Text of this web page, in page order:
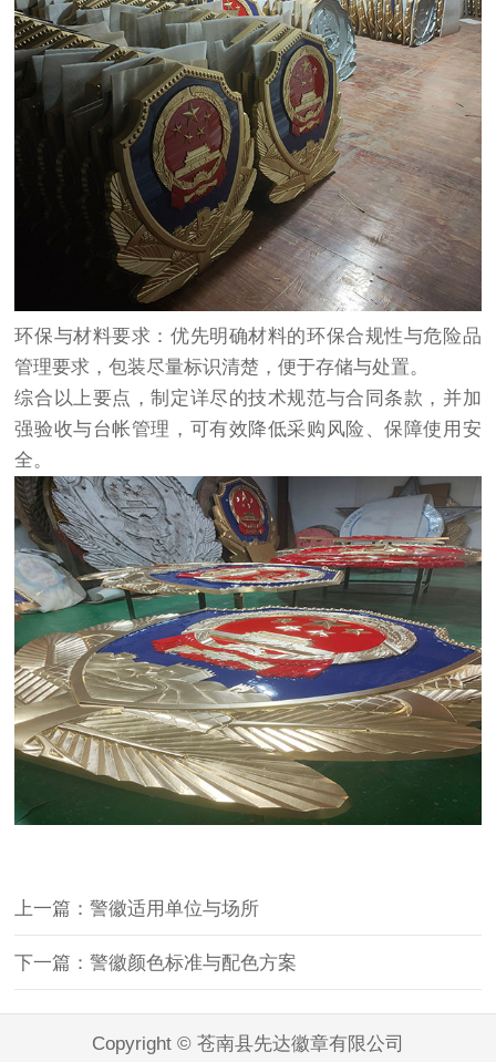
环保与材料要求：优先明确材料的环保合规性与危险品
管理要求，包装尽量标识清楚，便于存储与处置。
综合以上要点，制定详尽的技术规范与合同条款，并加
强验收与台帐管理，可有效降低采购风险、保障使用安
全。
上一篇：警徽适用单位与场所
下一篇：警徽颜色标准与配色方案
Copyright © 苍南县先达徽章有限公司